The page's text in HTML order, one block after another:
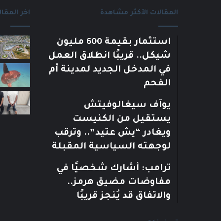
المقالات الأكثر مشاهدة
استثمار بقيمة 600 مليون
شيكل.. قريبًا انطلاق العمل
في المدخل الجديد لمدينة أم
الفحم
يوآف سيغالوفيتش
يستقيل من الكنيست
ويغادر “يش عتيد”.. وترقب
لوجهته السياسية المقبلة
ترامب: أشارك شخصيًا في
مفاوضات مضيق هرمز..
والاتفاق قد يُنجز قريبًا
اخر